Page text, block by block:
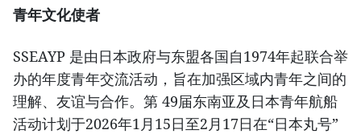
青年文化使者
SSEAYP 是由日本政府与东盟各国自1974年起联合举
办的年度青年交流活动，旨在加强区域内青年之间的
理解、友谊与合作。第 49届东南亚及日本青年航船
活动计划于2026年1月15日至2月17日在“日本丸号”